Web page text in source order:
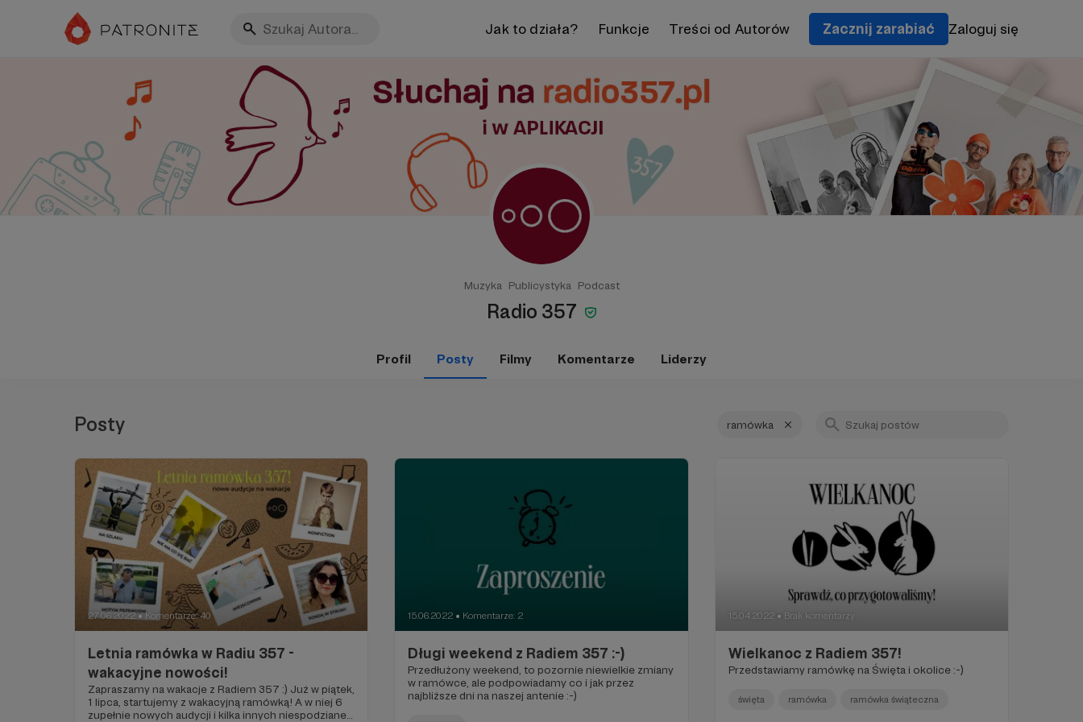
Jak to działa? Funkcje Treści od Autorów Zacznij zarabiać Zaloguj się
Muzyka Publicystyka Podcast
Radio 357
Profil Posty Filmy Komentarze Liderzy
Posty ramówka
27.06.2022 ● Komentarze: 40
Letnia ramówka w Radiu 357 -
wakacyjne nowości!
Zapraszamy na wakacje z Radiem 357 :) Już w piątek,
1 lipca, startujemy z wakacyjną ramówką! A w niej 6
zupełnie nowych audycji i kilka innych niespodzianek.
15.06.2022 ● Komentarze: 2
Długi weekend z Radiem 357 :-)
Przedłużony weekend, to pozornie niewielkie zmiany
w ramówce, ale podpowiadamy co i jak przez
najbliższe dni na naszej antenie :-)
15.04.2022 ● Brak komentarzy
Wielkanoc z Radiem 357!
Przedstawiamy ramówkę na Święta i okolice :-)
święta ramówka ramówka świąteczna